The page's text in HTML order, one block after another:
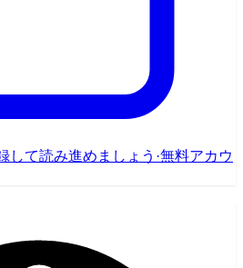
して読み進めましょう ·無料アカウ